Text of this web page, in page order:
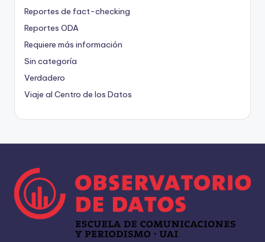
Reportes de fact-checking
Reportes ODA
Requiere más información
Sin categoría
Verdadero
Viaje al Centro de los Datos